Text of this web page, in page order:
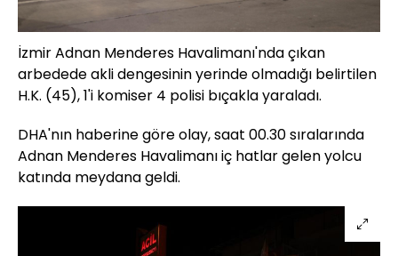
İzmir Adnan Menderes Havalimanı'nda çıkan
arbedede akli dengesinin yerinde olmadığı belirtilen
H.K. (45), 1'i komiser 4 polisi bıçakla yaraladı.
DHA'nın haberine göre olay, saat 00.30 sıralarında
Adnan Menderes Havalimanı iç hatlar gelen yolcu
katında meydana geldi.